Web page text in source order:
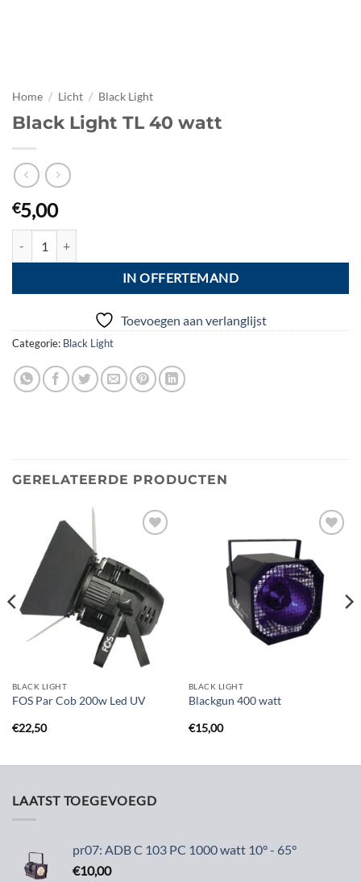
Home / Licht / Black Light
Black Light TL 40 watt
€5,00
IN OFFERTEMAND
Toevoegen aan verlanglijst
Categorie: Black Light
GERELATEERDE PRODUCTEN
verlanglijst
BLACK LIGHT
FOS Par Cob 200w Led UV
€22,50
Toevoegen
aan
verlanglijst
BLACK LIGHT
Blackgun 400 watt
€15,00
LAATST TOEGEVOEGD
pr07: ADB C 103 PC 1000 watt 10° - 65°
€10,00